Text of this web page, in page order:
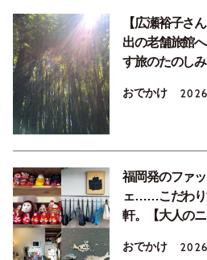
【広瀬裕子さ
出の老舗旅館
す旅のたのしみ
おでかけ
福岡発のファ
ェ……こだわり
軒。【大人のニ
おでかけ